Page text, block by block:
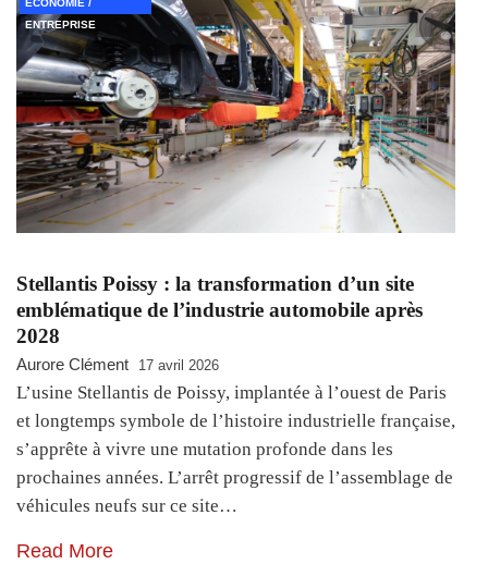
ECONOMIE /
ENTREPRISE
Stellantis Poissy : la transformation d’un site
emblématique de l’industrie automobile après
2028
Aurore Clément 17 avril 2026
L’usine Stellantis de Poissy, implantée à l’ouest de Paris
et longtemps symbole de l’histoire industrielle française,
s’apprête à vivre une mutation profonde dans les
prochaines années. L’arrêt progressif de l’assemblage de
véhicules neufs sur ce site…
Read More